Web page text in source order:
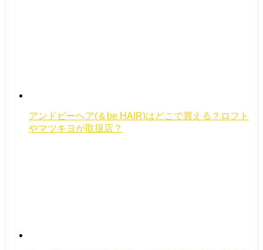
アンドビーヘア(＆be HAIR)はどこで買える？ロフト
やマツキヨが取扱店？